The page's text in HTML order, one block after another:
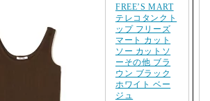
FREE’S MART
テレコタンクト
ップ フリーズ
マート カット
ソー カットソ
ーその他 ブラ
ウン ブラック
ホワイト ベー
ジュ